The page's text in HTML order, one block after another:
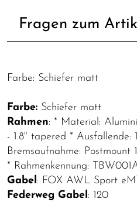
Fragen zum
Farbe: Schiefer matt
Farbe: Schiefer matt
Rahmen: * Material:
- 1.8" tapered * Ausfallende:
Bremsaufnahme:
* Rahmenkennung:
Gabel: FOX AWL Sport
Federweg Gabel: 120